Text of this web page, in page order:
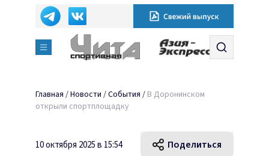
Главная /Новости /События / В Доронинском
открыли спортплощадку
10 октября 2025 в 15:54 Поделиться